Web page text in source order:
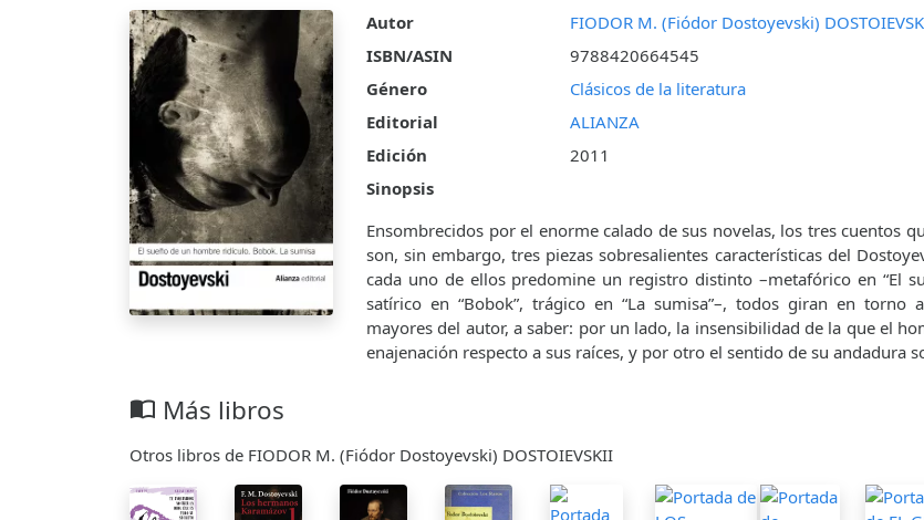
Autor
FIODOR M. (Fiódor Dostoyevski)
ISBN/ASIN
9788420664545
Género
Clásicos de la literatura
Editorial
ALIANZA
Edición
2011
Sinopsis
Ensombrecidos por el enorme calado de sus novelas, los tres cuentos
son, sin embargo, tres piezas sobresalientes características del
cada uno de ellos predomine un registro distinto –metafórico en “El
satírico en “Bobok”, trágico en “La sumisa”–, todos giran en torno
mayores del autor, a saber: por un lado, la insensibilidad de la que el
enajenación respecto a sus raíces, y por otro el sentido de su andadura
import_contacts Más libros
Otros libros de FIODOR M. (Fiódor Dostoyevski) DOSTOIEVSKII